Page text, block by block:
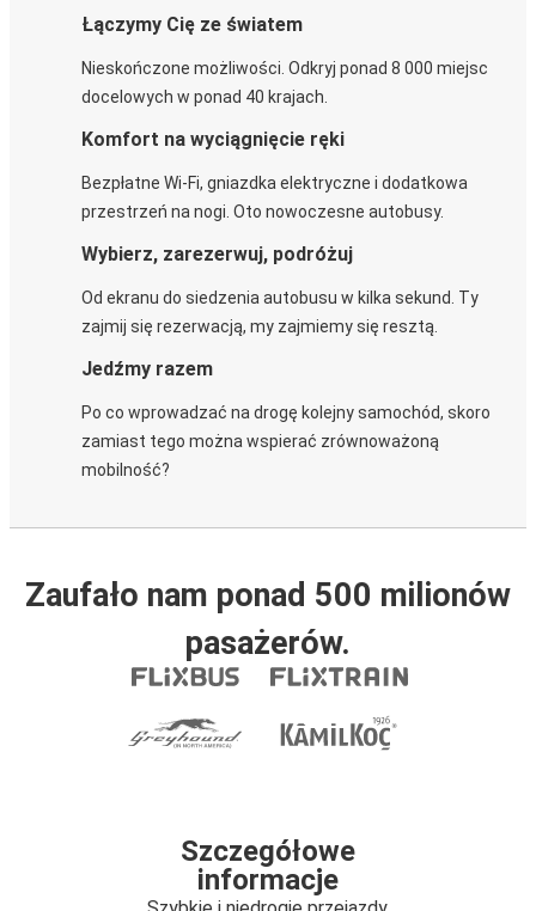
Łączymy Cię ze światem
Nieskończone możliwości. Odkryj ponad 8 000 miejsc
docelowych w ponad 40 krajach.
Komfort na wyciągnięcie ręki
Bezpłatne Wi-Fi, gniazdka elektryczne i dodatkowa
przestrzeń na nogi. Oto nowoczesne autobusy.
Wybierz, zarezerwuj, podróżuj
Od ekranu do siedzenia autobusu w kilka sekund. Ty
zajmij się rezerwacją, my zajmiemy się resztą.
Jedźmy razem
Po co wprowadzać na drogę kolejny samochód, skoro
zamiast tego można wspierać zrównoważoną
mobilność?
Zaufało nam ponad 500 milionów
pasażerów.
Szczegółowe
informacje